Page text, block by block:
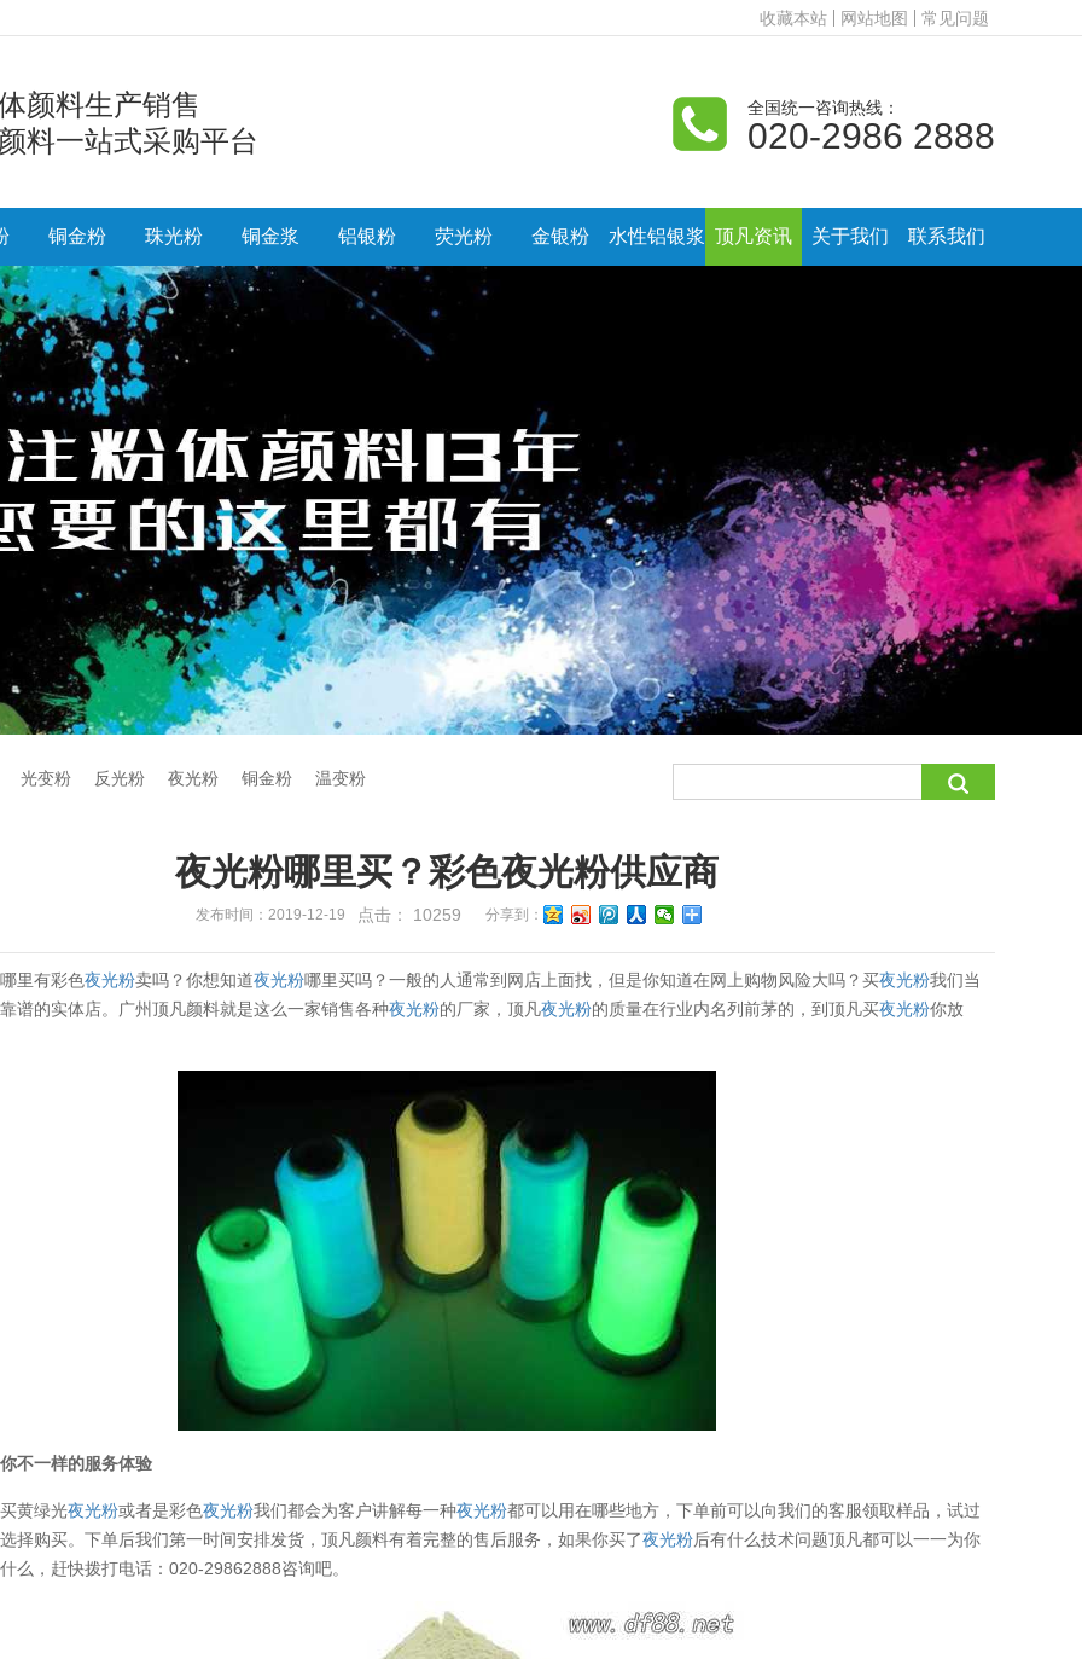
收藏本站 网站地图 常见问题
颜料生产销售
料一站式采购平台
全国统一咨询热线：
020-2986 2888
铜金粉 珠光粉 铜金浆 铝银粉 荧光粉 金银粉 水性铝银浆 顶凡资讯 关于我们 联系我们
光变粉 反光粉 夜光粉 铜金粉 温变粉
夜光粉哪里买？彩色夜光粉供应商
发布时间：2019-12-19 点击： 10259 分享到：
里有彩色夜光粉卖吗？你想知道夜光粉哪里买吗？一般的人通常到网店上面找，但是你知道在网上购物风险大吗？买夜光粉我们当
谱的实体店。广州顶凡颜料就是这么一家销售各种夜光粉的厂家，顶凡夜光粉的质量在行业内名列前茅的，到顶凡买夜光粉你放
不一样的服务体验
黄绿光夜光粉或者是彩色夜光粉我们都会为客户讲解每一种夜光粉都可以用在哪些地方，下单前可以向我们的客服领取样品，试过
择购买。下单后我们第一时间安排发货，顶凡颜料有着完整的售后服务，如果你买了夜光粉后有什么技术问题顶凡都可以一一为你
么，赶快拨打电话：020-29862888咨询吧。